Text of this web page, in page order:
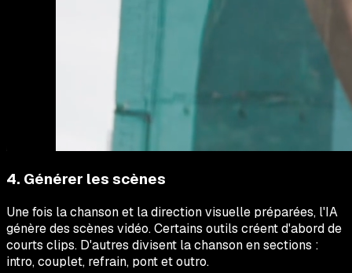
4. Générer les scènes
Une fois la chanson et la direction visuelle préparées, l'IA
génère des scènes vidéo. Certains outils créent d'abord de
courts clips. D'autres divisent la chanson en sections :
intro, couplet, refrain, pont et outro.